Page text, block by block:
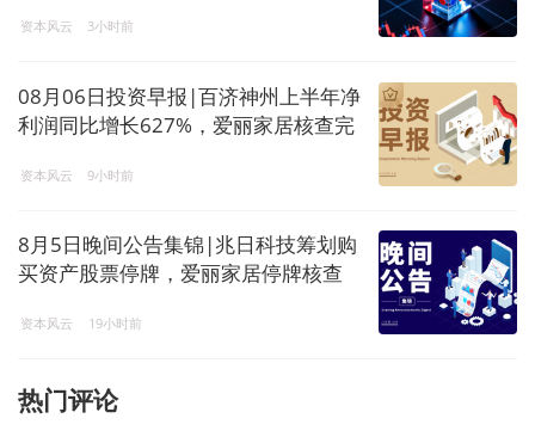
资本风云 3小时前
08月06日投资早报|百济神州上半年净
利润同比增长627%，爱丽家居核查完
资本风云 9小时前
8月5日晚间公告集锦|兆日科技筹划购
买资产股票停牌，爱丽家居停牌核查
股份达69.73亿元
资本风云 19小时前
热门评论